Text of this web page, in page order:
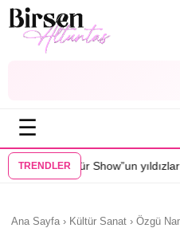
☰
TRENDLER
yıldızları Burak Topaloğlu
Ana Sayfa › Kültür Sanat › Özgü